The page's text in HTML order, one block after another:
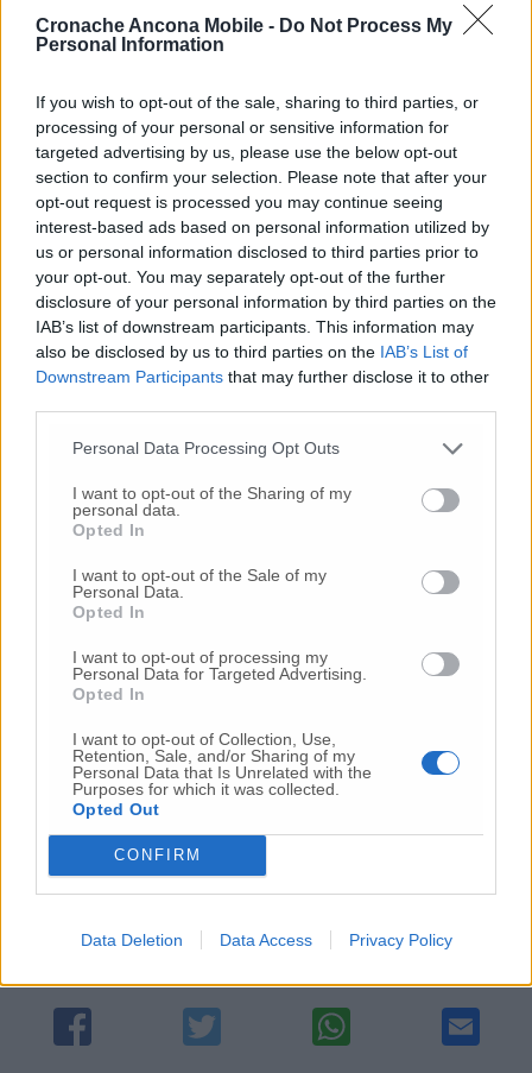
Cronache Ancona Mobile - Do Not Process My
Personal Information
If you wish to opt-out of the sale, sharing to third parties, or
processing of your personal or sensitive information for
targeted advertising by us, please use the below opt-out
section to confirm your selection. Please note that after your
opt-out request is processed you may continue seeing
interest-based ads based on personal information utilized by
us or personal information disclosed to third parties prior to
your opt-out. You may separately opt-out of the further
disclosure of your personal information by third parties on the
IAB’s list of downstream participants. This information may
also be disclosed by us to third parties on the IAB’s List of
Downstream Participants that may further disclose it to other
Personal Data Processing Opt Outs
I want to opt-out of the Sharing of my
personal data.
Opted In
I want to opt-out of the Sale of my
Personal Data.
Opted In
I want to opt-out of processing my
Personal Data for Targeted Advertising.
Opted In
I want to opt-out of Collection, Use,
Retention, Sale, and/or Sharing of my
Personal Data that Is Unrelated with the
Purposes for which it was collected.
Opted Out
CONFIRM
Data Deletion Data Access Privacy Policy
cessione/incorporazione. “Vi sono infine
operatori dell’ospedale di Osimo che sono da
Vasta 2 presso altri servizi della stessa –
aggiungono le sigle sindacali- e che non sono
ancora stati assegnati, queste situazioni
vanno immediatamente definite all’interno di
un percorso tecnico-giuridico con le
organizzazioni sindacali. Insomma,
nonostante si definiscano i tempi del
passaggio del personale dall’Area Vasta 2
all’Inrca, stenta ancora la definizione concreta
e dettagliata (quindi tecnica e sostanziale)
delle modalità con cui il personale accederà o
meno a tale passaggio. Su questo tema è
maggiori elementi di concretezza tecnico-
giuridica ed economica. Non vorremmo che la
gestione del passaggio del personale
dell’Assistenza e dell’Area
amministrativo/tecnica venisse affrontata
come un ‘dettaglio’ da discutere in tempi
troppo stretti per essere gestito con la dovuta
serenità”. Più di un dubbio, insomma,
serpeggia tra le organizzazioni sindacali che
tuttelano i diritti dei lavoratori e che sono gli
stessi sollevato anche da Usb Ancona (
l’articolo).
© RIPRODUZIONE RISERVATA